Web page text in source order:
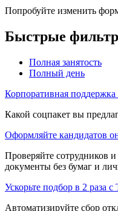
Попробуйте изменить
Быстрые
Полная занятость
Полный день
Корпоративная поддержка
Какой соцпакет вы
Оформляйте кандидатов
Проверяйте сотрудников
документы без бумаг и
Ускорьте подбор в 2 раза с
Автоматизируйте сбор